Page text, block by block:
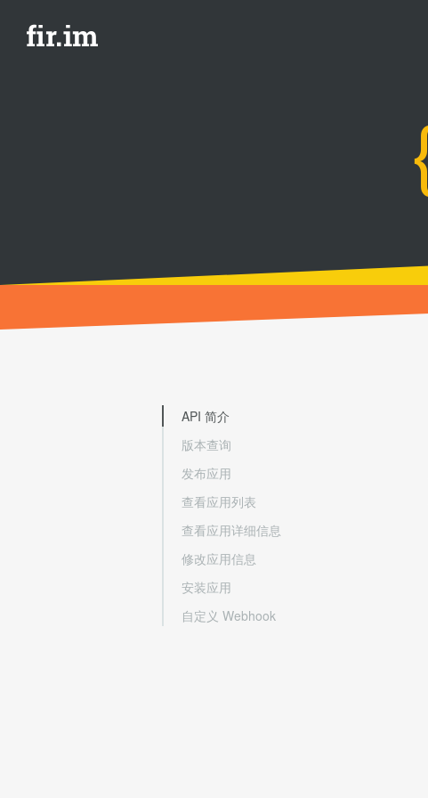
API 简介
版本查询
发布应用
查看应用列表
查看应用详细信息
修改应用信息
安装应用
自定义 Webhook